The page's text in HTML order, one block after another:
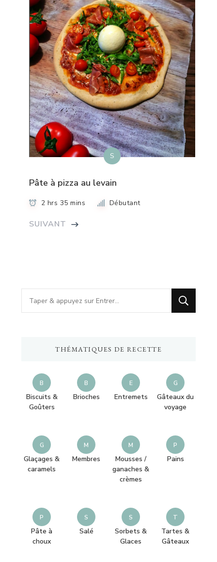
S
Pâte à pizza au levain
2 hrs 35 mins Débutant
SUIVANT
Vous
recherchiez
THÉMATIQUES DE RECETTE
B
Biscuits &
Goûters
B
Brioches
E
Entremets
G
Gâteaux du
voyage
G
Glaçages &
caramels
M
Membres
M
Mousses /
ganaches &
crèmes
P
Pains
P
Pâte à
choux
S
Salé
S
Sorbets &
Glaces
T
Tartes &
Gâteaux